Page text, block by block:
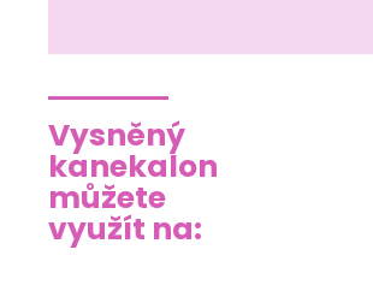
Vysněný
kanekalon
můžete
využít na: